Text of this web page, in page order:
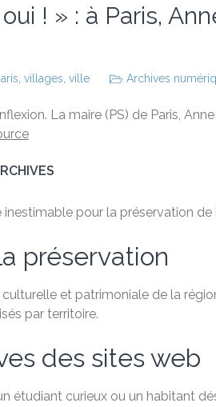
! » : à Paris,
villages ville Archives
La maire (PS) de Paris,
pour la préservation
préservation
et patrimoniale de la
par territoire.
des sites web
étudiant curieux ou un habitant